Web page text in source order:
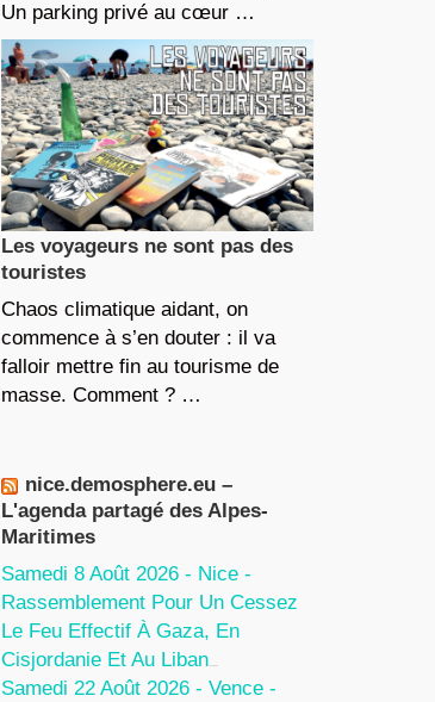
Un parking privé au cœur …
Les voyageurs ne sont pas des
touristes
Chaos climatique aidant, on
commence à s’en douter : il va
falloir mettre fin au tourisme de
masse. Comment ? …
nice.demosphere.eu –
L'agenda partagé des Alpes-
Maritimes
Samedi 8 Août 2026 - Nice -
Rassemblement Pour Un Cessez
Le Feu Effectif À Gaza, En
Cisjordanie Et Au Liban
Samedi 22 Août 2026 - Vence -